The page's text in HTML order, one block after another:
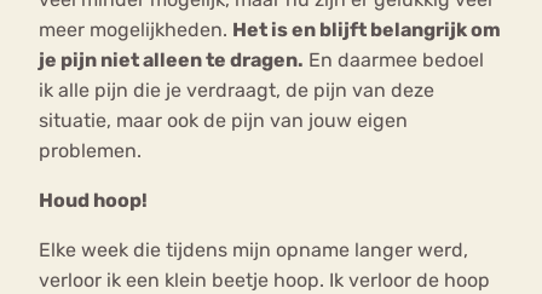
meer mogelijkheden. Het is en blijft belangrijk om
je pijn niet alleen te dragen. En daarmee bedoel
ik alle pijn die je verdraagt, de pijn van deze
situatie, maar ook de pijn van jouw eigen
problemen.
Houd hoop!
Elke week die tijdens mijn opname langer werd,
verloor ik een klein beetje hoop. Ik verloor de hoop